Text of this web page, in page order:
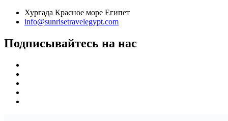
Хургада Красное море Египет
info@sunrisetravelegypt.com
Подписывайтесь на нас